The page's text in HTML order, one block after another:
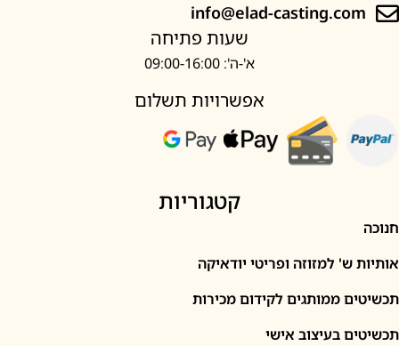
info@elad-
שעות פתיחה
אפשרויות תשלום
קטגוריות
למזוזה ופריטי יודאיקה
ממותגים לקידום מכירות
בעיצוב אישי